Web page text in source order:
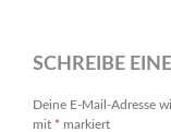
SCHREIBE
Deine E-Mail-Adresse
mit * markiert